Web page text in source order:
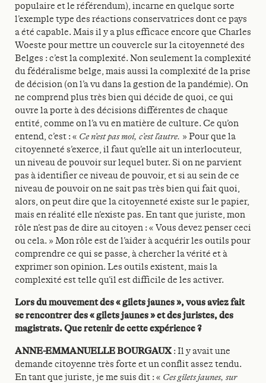
populaire et le référendum), incarne en quelque sorte
l’exemple type des réactions conservatrices dont ce pays
a été capable. Mais il y a plus efficace encore que Charles
Woeste pour mettre un couvercle sur la citoyenneté des
Belges : c’est la complexité. Non seulement la complexité
du fédéralisme belge, mais aussi la complexité de la prise
de décision (on l’a vu dans la gestion de la pandémie). On
ne comprend plus très bien qui décide de quoi, ce qui
ouvre la porte à des décisions différentes de chaque
entité, comme on l’a vu en matière de culture. Ce qu’on
entend, c’est : « Ce n’est pas moi, c’est l’autre. » Pour que la
citoyenneté s’exerce, il faut qu’elle ait un interlocuteur,
un niveau de pouvoir sur lequel buter. Si on ne parvient
pas à identifier ce niveau de pouvoir, et si au sein de ce
niveau de pouvoir on ne sait pas très bien qui fait quoi,
alors, on peut dire que la citoyenneté existe sur le papier,
mais en réalité elle n’existe pas. En tant que juriste, mon
rôle n’est pas de dire au citoyen : « Vous devez penser ceci
ou cela. » Mon rôle est de l’aider à acquérir les outils pour
comprendre ce qui se passe, à chercher la vérité et à
exprimer son opinion. Les outils existent, mais la
complexité est telle qu’il est difficile de les activer.
Lors du mouvement des « gilets jaunes », vous aviez fait
se rencontrer des « gilets jaunes » et des juristes, des
magistrats. Que retenir de cette expérience ?
ANNE-EMMANUELLE BOURGAUX : Il y avait une
demande citoyenne très forte et un conflit assez tendu.
En tant que juriste, je me suis dit : « Ces gilets jaunes, sur